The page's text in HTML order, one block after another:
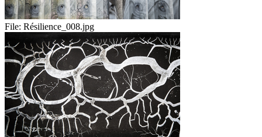
File: Résilience_008.jpg